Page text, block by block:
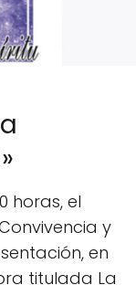
horas, el
y
en
titulada La